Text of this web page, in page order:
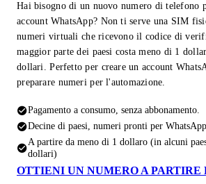
Hai bisogno di un nuovo numero di telefono
account WhatsApp? Non ti serve una SIM
numeri virtuali che ricevono il codice di
maggior parte dei paesi costa meno di 1
dollari. Perfetto per creare un account
preparare numeri per l'automazione.
Pagamento a consumo, senza abbonamento.
Decine di paesi, numeri pronti per WhatsApp
A partire da meno di 1 dollaro (in alcuni
dollari)
OTTIENI UN NUMERO A PARTIRE